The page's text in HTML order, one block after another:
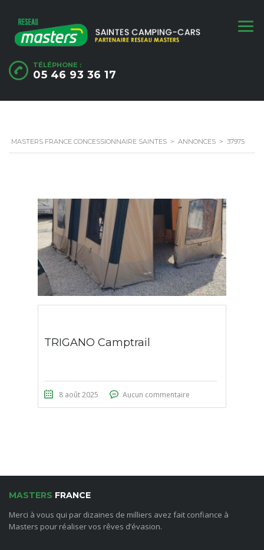
TÉLÉPHONE :
05 46 93 36 17
MASTERS FRANCE CONCESSIONNAIRE SAINTES > ANNONCES > 37975
TRIGANO Camptrail
8 août 2025 Aucun commentaire
MASTERS FRANCE
Merci à vous qui par dizaines de milliers avez fait confiance à
Masters pour réaliser vos rêves d’évasion.